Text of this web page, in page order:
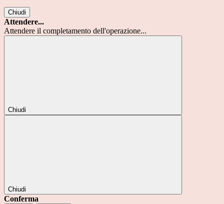
Chiudi
Attendere...
Attendere il completamento dell'operazione...
Chiudi
Chiudi
Conferma